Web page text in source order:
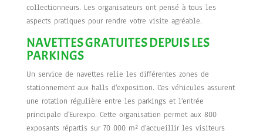
collectionneurs. Les organisateurs ont pensé à tous les
aspects pratiques pour rendre votre visite agréable.
NAVETTES GRATUITES DEPUIS LES
PARKINGS
Un service de navettes relie les différentes zones de
stationnement aux halls d'exposition. Ces véhicules assurent
une rotation régulière entre les parkings et l'entrée
principale d'Eurexpo. Cette organisation permet aux 800
exposants répartis sur 70 000 m² d'accueillir les visiteurs